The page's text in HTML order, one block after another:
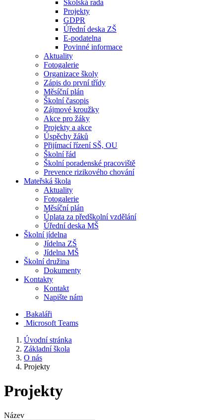
Školská rada
Projekty
GDPR
Úřední deska ZŠ
E-podatelna
Povinné informace
Aktuality
Fotogalerie
Organizace školy
Zápis do první třídy
Měsíční plán
Školní časopis
Zájmové kroužky
Akce pro žáky
Projekty a akce
Úspěchy žáků
Přijímací řízení SŠ, OU
Školní řád
Školní poradenské pracoviště
Prevence rizikového chování
Mateřská škola
Aktuality
Fotogalerie
Měsíční plán
Úplata za předškolní vzdělání
Úřední deska MŠ
Školní jídelna
Jídelna ZŠ
Jídelna MŠ
Školní družina
Dokumenty
Kontakty
Kontakt
Napište nám
Bakaláři
Microsoft Teams
Úvodní stránka
Základní škola
O nás
Projekty
Projekty
Název